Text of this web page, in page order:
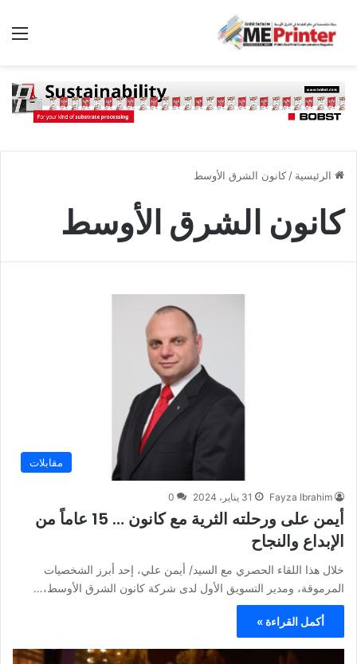
الرئيسية / كانون الشرق الأوسط
كانون الشرق الأوسط
مقابلات
Fayza Ibrahim 31 يناير، 2024 0
أيمن على ورحلته الثرية مع كانون … 15 عاماً من
الإبداع والنجاح
خلال هذا اللقاء الحصري مع السيد/ أيمن علي، إحد أبرز الشخصيات
المرموقة، ومدير التسويق الأول لدى شركة كانون الشرق الأوسط،…
أكمل القراءة »